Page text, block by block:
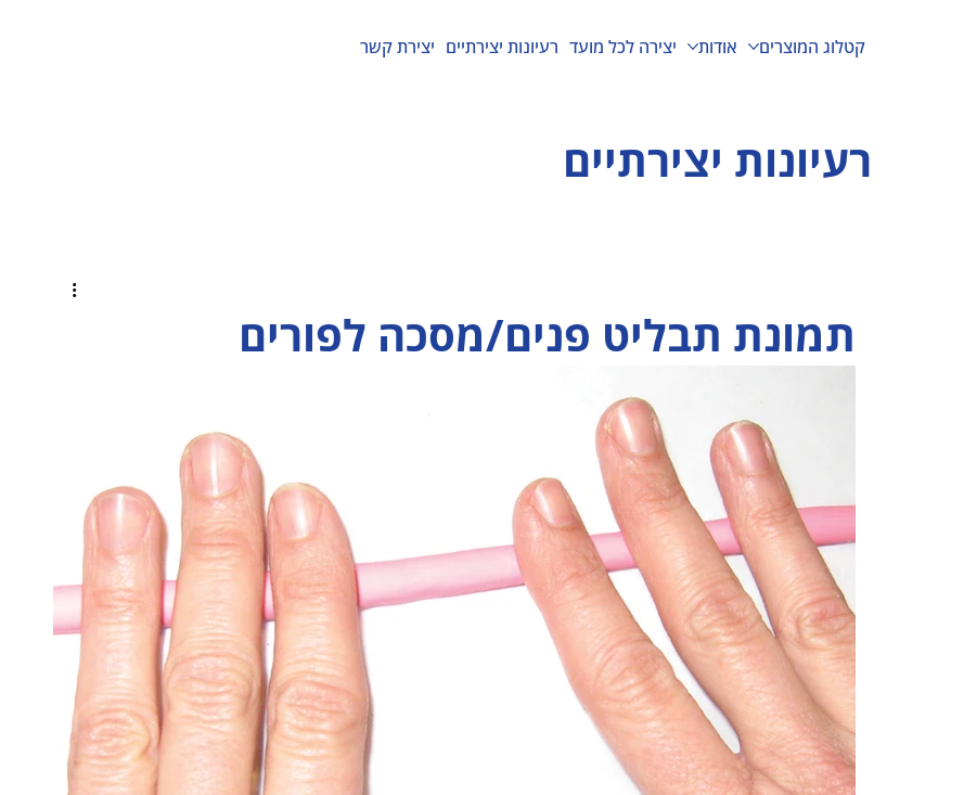
קטלוג המוצרים אודות יצירה לכל מועד רעיונות יצירתיים יצירת קשר
תמונת תבליט פנים/מסכה לפורים
רעיונות יצירתיים